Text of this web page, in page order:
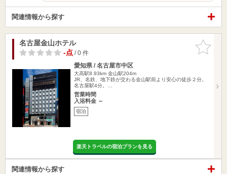
関連情報から探す
お気に入
りに追加
名古屋金山ホテル
-点/ 0 件
愛知県 / 名古屋市中区
大高駅8.93km 金山駅204m
JR、名鉄、地下鉄が交わる金山駅前より安心の徒歩２分。
名古屋駅4分。…
営業時間
入浴料金 ～
宿泊
楽天トラベルの宿泊プランを見る
関連情報から探す